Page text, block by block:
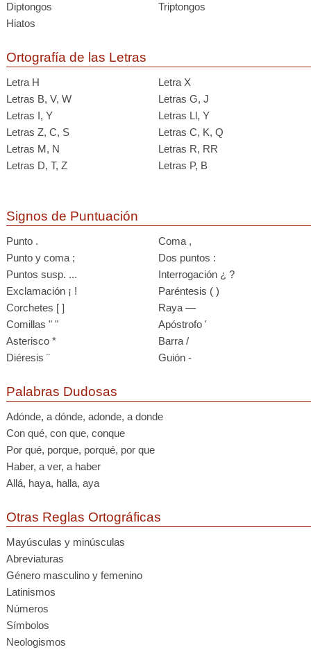
Diptongos
Triptongos
Hiatos
Ortografía de las Letras
Letra H
Letra X
Letras B, V, W
Letras G, J
Letras I, Y
Letras Ll, Y
Letras Z, C, S
Letras C, K, Q
Letras M, N
Letras R, RR
Letras D, T, Z
Letras P, B
Signos de Puntuación
Punto .
Coma ,
Punto y coma ;
Dos puntos :
Puntos susp. ...
Interrogación ¿ ?
Exclamación ¡ !
Paréntesis ( )
Corchetes [ ]
Raya —
Comillas " "
Apóstrofo '
Asterisco *
Barra /
Diéresis ¨
Guión -
Palabras Dudosas
Adónde, a dónde, adonde, a donde
Con qué, con que, conque
Por qué, porque, porqué, por que
Haber, a ver, a haber
Allá, haya, halla, aya
Otras Reglas Ortográficas
Mayúsculas y minúsculas
Abreviaturas
Género masculino y femenino
Latinismos
Números
Símbolos
Neologismos